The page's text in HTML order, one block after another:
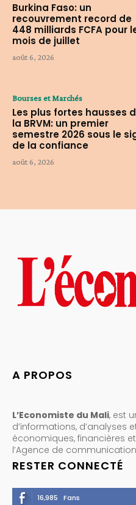
Burkina Faso: un
recouvrement record de
448 milliards FCFA pour
mois de juillet
août 6, 2026
Bourses et Marchés
Les plus fortes hausses
la BRVM: un premier
semestre 2026 sous le
de la confiance
août 6, 2026
A PROPOS
L’Economiste du Mali, est
d’informations, d’analyses
économiques, financières
l’Agence de communication
RESTER CONNECTÉ
16,985 Fans